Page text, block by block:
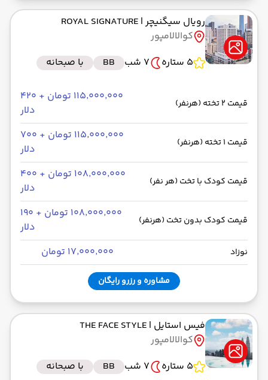
رویال سیگنیچر| ROYAL SIGNATURE
کوالالامپور
5 ستاره
7 شب BB با صبحانه
قیمت 2 تخته (هرنفر)
۱۱۵٬۰۰۰٬۰۰۰ تومان + ۴۲۰
دلار
قیمت 1 تخته (هرنفر)
۱۱۵٬۰۰۰٬۰۰۰ تومان + ۷۰۰
دلار
قیمت کودک با تخت (هر نفر)
۱۰۸٬۰۰۰٬۰۰۰ تومان + ۴۰۰
دلار
قیمت کودک بدون تخت (هرنفر)
۱۰۸٬۰۰۰٬۰۰۰ تومان + ۱۹۰
دلار
نوزاد ۱۷٬۰۰۰٬۰۰۰ تومان
مشاوره و رزرو رایگان
فیس استایل | THE FACE STYLE
کوالالامپور
5 ستاره
7 شب BB با صبحانه